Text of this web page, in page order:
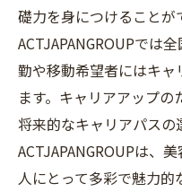
礎力を身につけることが
ACTJAPANGROUPでは
勤や移動希望者にはキャ
ます。キャリアアップの
将来的なキャリアパスの
ACTJAPANGROUPは、
人にとって多彩で魅力